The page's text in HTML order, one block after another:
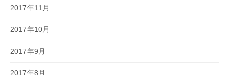
2017年11月
2017年10月
2017年9月
2017年8月